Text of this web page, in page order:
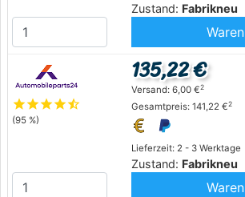
Zustand: Fabrikneu
starstarstarstarstar_half
(95 %)
Lieferzeit: 2 - 3 Werktage
Zustand: Fabrikneu
135,22 €
Versand: 6,00 €2
Gesamtpreis: 141,22 €2